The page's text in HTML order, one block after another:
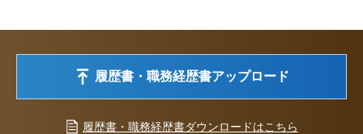
履歴書・職務経歴書アップロード
履歴書・職務経歴書ダウンロードはこちら